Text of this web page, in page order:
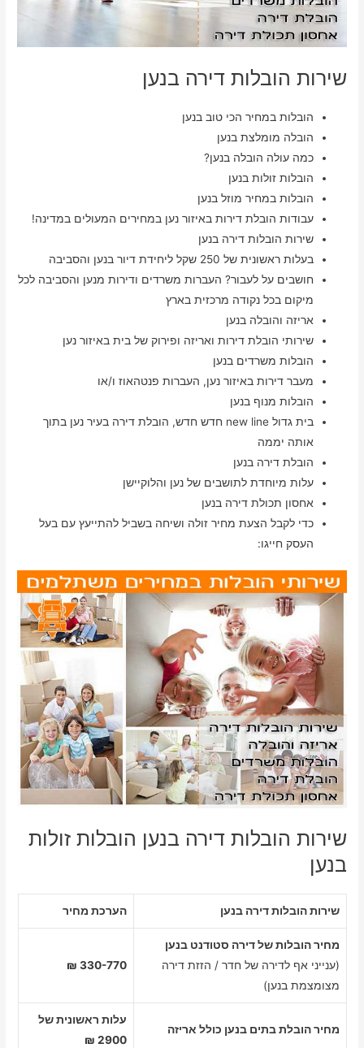
שירות הובלות דירה בנען
הובלות במחיר הכי טוב בנען
הובלה מומלצת בנען
כמה עולה הובלה בנען?
הובלות זולות בנען
הובלות במחיר מוזל בנען
עבודות הובלת דירות באיזור נען במחירים המעולים במדינה!
שירות הובלות דירה בנען
בעלות ראשונית של 250 שקל ליחידת דיור בנען והסביבה
חושבים על לעבור? העברות משרדים ודירות מנען והסביבה לכל
מיקום בכל נקודה מרכזית בארץ
אריזה והובלה בנען
שירותי הובלת דירות ואריזה ופירוק של בית באיזור נען
הובלות משרדים בנען
מעבר דירות באיזור נען, העברות פנטהאוז ו/או
הובלות מנוף בנען
בית גדול new line חדש חדש, הובלת דירה בעיר נען בתוך
אותה יממה
הובלת דירה בנען
עלות מיוחדת לתושבים של נען והלוקיישן
אחסון תכולת דירה בנען
כדי לקבל הצעת מחיר זולה ושיחה בשביל להתייעץ עם בעל
העסק חייגו:
שירות הובלות דירה בנען הובלות זולות
בנען
שירות הובלות דירה בנען הערכת מחיר
מחיר הובלות של דירה סטודנט בנען
(ענייני אף לדירה של חדר / הזזת דירה
מצומצמת בנען)
330-770 ₪
מחיר הובלת בתים בנען כולל אריזה
עלות ראשונית של
2900 ₪